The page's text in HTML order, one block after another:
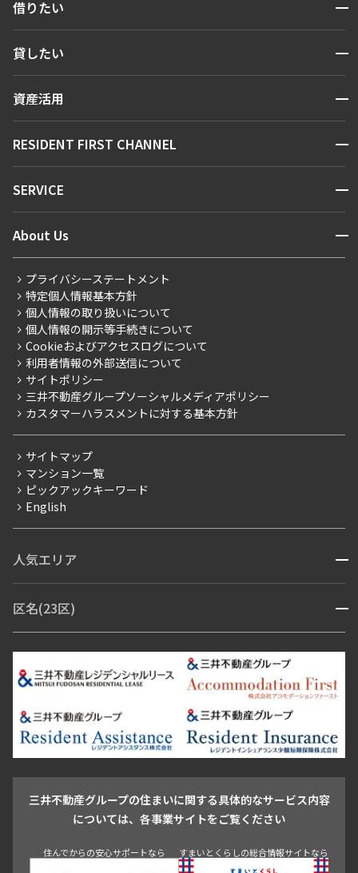
借りたい 開閉
人気エリアから探す
新着情報から探す
新着募集情報
こだわりから探す
こだわり一覧
プレミアムマンション
新築
当社限定（港区・渋谷区）
当社限定（港区・渋谷区以外）
三井不動産企画
賃料改定
フリーレント
ペット可
ブランドマンション
貸したい 開閉
お問い合わせ
資産活用 開閉
お問い合わせ
RESIDENT FIRST CHANNEL 開閉
マンションレポート
住まいのコラム
SERVICE 開閉
会員ページ
ご入居・提携サービス
お部屋探しからご契約まで
よくあるご質問
社宅紹介
【仲介会社様向け】当社仲介事業部取り扱い物件入居申込
About Us 開閉
会社情報
事業案内
採用情報
ニュースリリース
お問い合わせ
プライバシーステートメント
特定個人情報基本方針
個人情報の取り扱いについて
個人情報の開示等手続きについて
Cookieおよびアクセスログについて
利用者情報の外部送信について
サイトポリシー
三井不動産グループソーシャルメディアポリシー
カスタマーハラスメントに対する基本方針
サイトマップ
マンション一覧
ピックアックキーワード
English
人気エリア 開閉
青山・表参道・原宿
市ヶ谷・神楽坂・飯田橋
三田・芝・浜松町
芝浦・汐留・品川
月島・勝どき・豊洲
本郷・春日・小石川
目白・高田馬場・早稲田
池尻大橋・三軒茶屋
祐天寺・学芸大学・自由が丘
駒沢・用賀・二子玉川
成城・砧
池袋・板橋・王子
青山 渋谷 東京・大手町 新宿 品川
目黒・中目黒
区名(23区) 開閉
江東区 台東区 墨田区
中野区
豊島区
杉並区 板橋区 練馬区 荒川区
足立区
葛飾区
江戸川区
三井不動産グループの住まいに関する具体的なサービス内容
については、各事業サイトをご覧ください
住んでからの安心サポートなら すまいとくらしの総合情報サイトなら